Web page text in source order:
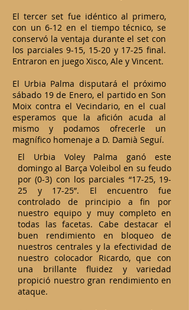
El tercer set fue idéntico al primero,
con un 6-12 en el tiempo técnico, se
conservó la ventaja durante el set con
los parciales 9-15, 15-20 y 17-25 final.
Entraron en juego Xisco, Ale y Vincent.
El Urbia Palma disputará el próximo
sábado 19 de Enero, el partido en Son
Moix contra el Vecindario, en el cual
esperamos que la afición acuda al
mismo y podamos ofrecerle un
magnífico homenaje a D. Damià Seguí.
El Urbia Voley Palma ganó este
domingo al Barça Voleibol en su feudo
por (0-3) con los parciales “17-25, 19-
25 y 17-25”. El encuentro fue
controlado de principio a fin por
nuestro equipo y muy completo en
todas las facetas. Cabe destacar el
buen rendimiento en bloqueo de
nuestros centrales y la efectividad de
nuestro colocador Ricardo, que con
una brillante fluidez y variedad
propició nuestro gran rendimiento en
ataque.